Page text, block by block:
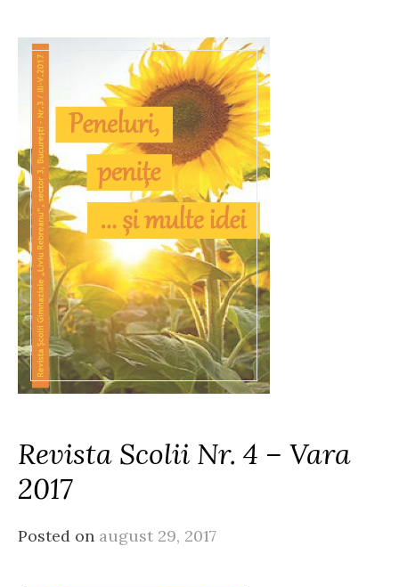
Revista Scolii Nr. 4 – Vara
2017
Posted on august 29, 2017